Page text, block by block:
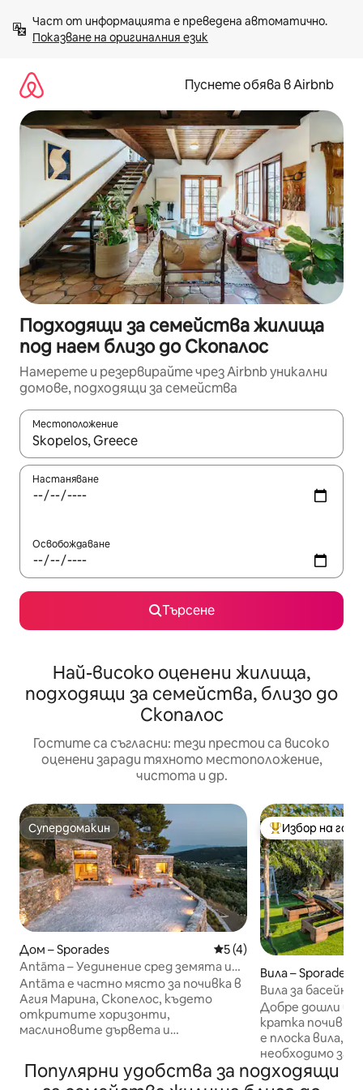
към
съдържанието
Показване на оригиналния език
Пуснете обява в Airbnb
Подходящи за семейства жилища
под наем близо до Скопалос
Намерете и резервирайте чрез Airbnb уникални
домове, подходящи за семейства
Местоположение
Когато резултатите се покажат, използвайте
Настаняване
Освобождаване
Търсене
Най-високо оценени жилища,
подходящи за семейства, близо до
Скопалос
Гостите са съгласни: тези престои са високо
оценени заради тяхното местоположение,
чистота и др.
Супердомакин
Супердомакин
Дом – Sporades Средна оценка: 5 от 5,
5 (4)
Antāma – Уединение сред земята и
природата, Скопелос
Antāma е частно място за почивка в
Агия Марина, Скопелос, където
откритите хоризонти,
маслиновите дървета и
определят изживяването.
Проектиран с простота и
Най-популярен
Избор на
Вила – Sporades
Вила за басейни
маслиновата
Добре дошли в
кратка почивка!
е плоска вила,
необходимо за
Вилата е само
Хора и на 3 км
Популярни удобства за подходящи